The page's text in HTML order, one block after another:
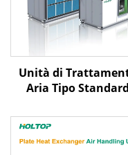
Unità di
Aria Tipo Standard